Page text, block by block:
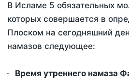
В Исламе 5 обязательных
которых совершается в
Плоском на сегодняшний
намазов следующее:
Время утреннего намаза